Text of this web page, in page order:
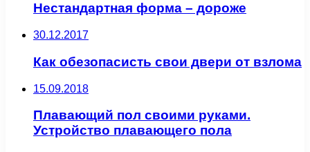
Нестандартная форма – дороже
30.12.2017
Как обезопасисть свои двери от взлома
15.09.2018
Плавающий пол своими руками.
Устройство плавающего пола